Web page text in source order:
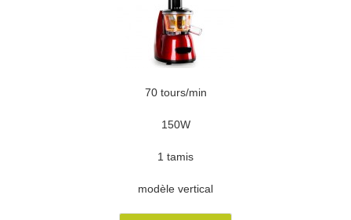
70 tours/min
150W
1 tamis
modèle vertical